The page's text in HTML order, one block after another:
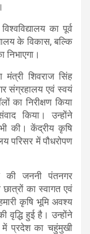
का पूर्व
के विकास, बल्कि
निभाएगा।
शिवराज सिंह
संग्रहालय एवं स्वयं
का निरीक्षण किया
किया। उन्होंने
की। केंद्रीय कृषि
परिसर में पौधरोपण
की जननी पंतनगर
छात्रों का स्वागत एवं
कृषि भूमि अवश्य
हुई है। उन्होंने
में प्रदेश का चहुंमुखी